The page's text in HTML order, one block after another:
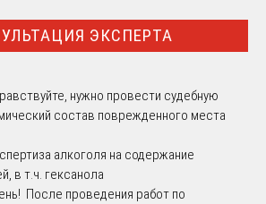
ЭКСПЕРТА
нужно провести судебную
состав поврежденного места
алкоголя на содержание
в т.ч. гексанола
После проведения работ по